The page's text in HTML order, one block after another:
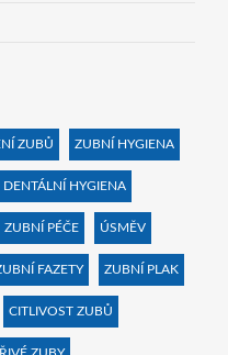
ZUBŮ ZUBNÍ HYGIENA
DENTÁLNÍ HYGIENA
ZUBNÍ PÉČE ÚSMĚV
FAZETY ZUBNÍ PLAK
CITLIVOST ZUBŮ